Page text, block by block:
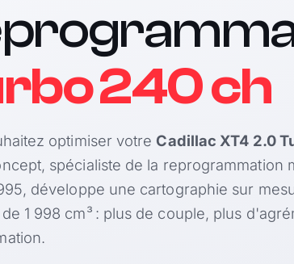
240 ch
optimiser votre Cadillac XT4 2.0
spécialiste de la reprogrammation
développe une cartographie sur
1 998 cm³ : plus de couple, plus